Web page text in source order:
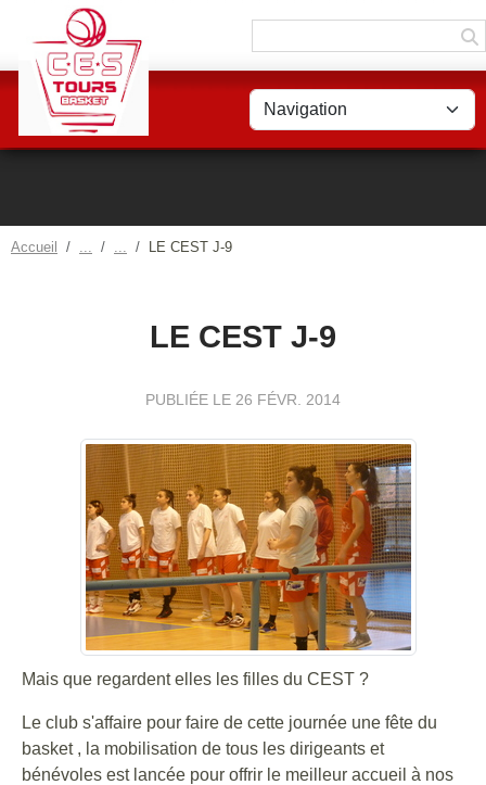
Accueil LE CEST J-9
LE CEST J-9
PUBLIÉE LE 26 FÉVR. 2014
Mais que regardent elles les filles du CEST ?
Le club s'affaire pour faire de cette journée une fête du
basket , la mobilisation de tous les dirigeants et
bénévoles est lancée pour offrir le meilleur accueil à nos
Panneau de gestion des cookies